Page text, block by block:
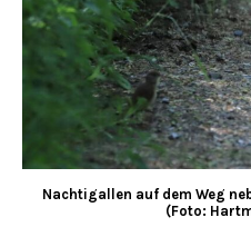
Nachtigallen auf dem Weg
(Foto: